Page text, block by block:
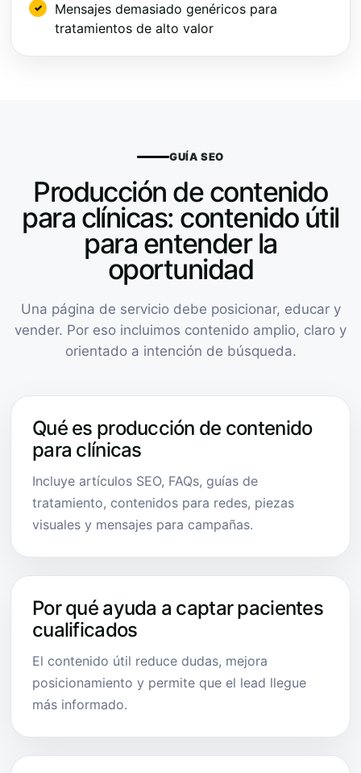
Mensajes demasiado genéricos para
tratamientos de alto valor
GUÍA SEO
Producción de contenido
para clínicas: contenido útil
para entender la
oportunidad
Una página de servicio debe posicionar, educar y
vender. Por eso incluimos contenido amplio, claro y
orientado a intención de búsqueda.
Qué es producción de contenido
para clínicas
Incluye artículos SEO, FAQs, guías de
tratamiento, contenidos para redes, piezas
visuales y mensajes para campañas.
Por qué ayuda a captar pacientes
cualificados
El contenido útil reduce dudas, mejora
posicionamiento y permite que el lead llegue
más informado.